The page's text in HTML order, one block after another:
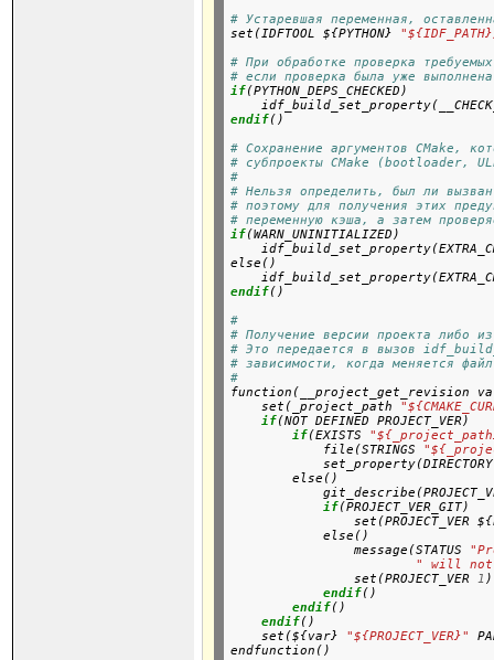
# Устаревшая переменная,
set(IDFTOOL ${PYTHON}
# При обработке проверка
# если проверка была уже
if(PYTHON_DEPS_CHECKED)
endif()
# Сохранение аргументов CMake,
# субпроекты CMake (bootloader,
#
# Нельзя определить, был ли
# поэтому для получения этих
# переменную кэша, а затем
if(WARN_UNINITIALIZED)
else()
endif()
#
# Получение версии проекта либо
# Это передается в вызов
# зависимости, когда меняется
#
function(__project_get_revision
    set(_project_path
if(NOT DEFINED PROJECT_VER)
if(EXISTS
            file(STRINGS
        else()
if(PROJECT_VER_GIT)
set(PROJECT_VER
            else()
                message(STATUS
" will not
                set(PROJECT_VER
1)
endif()
endif()
endif()
    set(${var}
"${PROJECT_VER}"
endfunction()